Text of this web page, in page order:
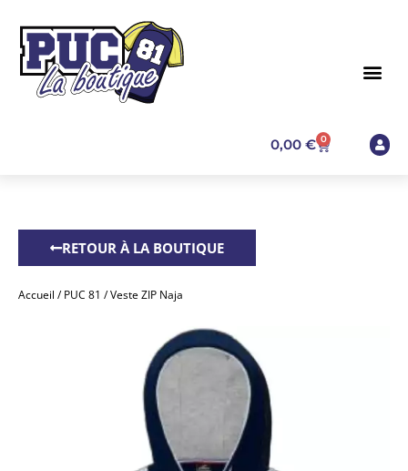
0,00 € 0
RETOUR À LA BOUTIQUE
Accueil /PUC 81 / Veste ZIP Naja